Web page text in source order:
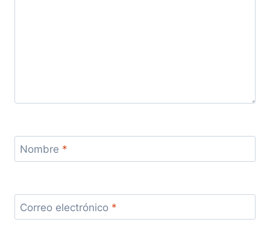
Nombre *
Correo electrónico *